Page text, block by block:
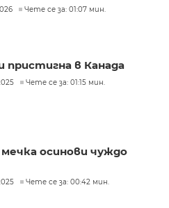
Чете се за: 01:07 мин.
пристигна в Канада
Чете се за: 01:15 мин.
осинови чуждо
Чете се за: 00:42 мин.